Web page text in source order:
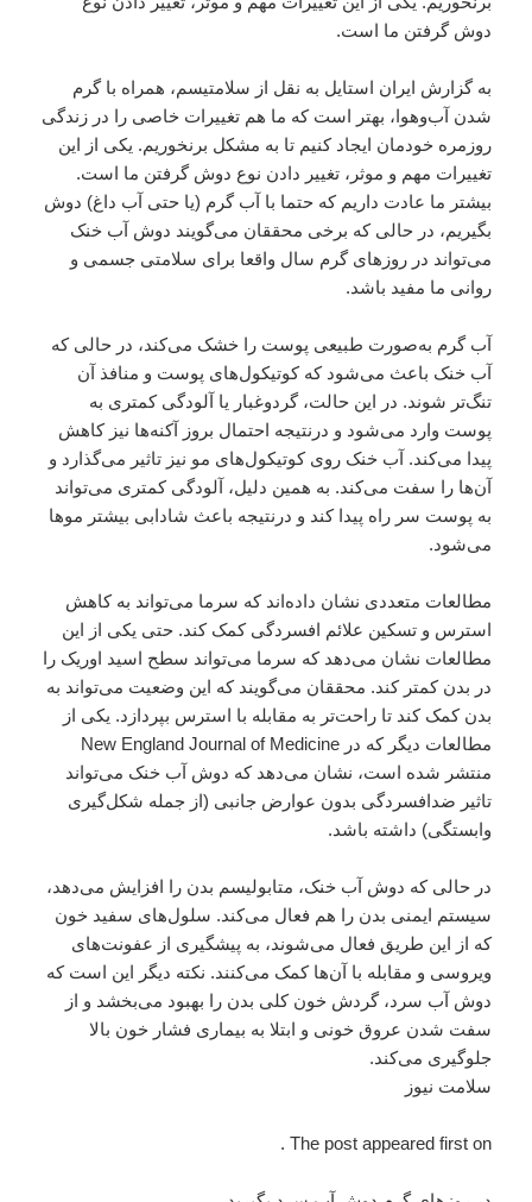
دوش گرفتن ما است.
به گزارش ایران استایل به نقل از سلامتیسم، همراه با گرم
شدن آب‌وهوا، بهتر است که ما هم تغییرات خاصی را در زندگی
روزمره خودمان ایجاد کنیم تا به مشکل برنخوریم. یکی از این
تغییرات مهم و موثر، تغییر دادن نوع دوش گرفتن ما است.
بیشتر ما عادت داریم که حتما با آب گرم (یا حتی آب داغ) دوش
بگیریم، در حالی که برخی محققان می‌گویند دوش آب خنک
می‌تواند در روزهای گرم سال واقعا برای سلامتی جسمی و
روانی ما مفید باشد.
آب گرم به‌صورت طبیعی پوست را خشک می‌کند، در حالی که
آب خنک باعث می‌شود که کوتیکول‌های پوست و منافذ آن
تنگ‌تر شوند. در این حالت، گردوغبار یا آلودگی کمتری به
پوست وارد می‌شود و درنتیجه احتمال بروز آکنه‌ها نیز کاهش
پیدا می‌کند. آب خنک روی کوتیکول‌های مو نیز تاثیر می‌گذارد و
آن‌ها را سفت می‌کند. به همین دلیل، آلودگی کمتری می‌تواند
به پوست سر راه پیدا کند و درنتیجه باعث شادابی بیشتر موها
می‌شود.
مطالعات متعددی نشان داده‌اند که سرما می‌تواند به کاهش
استرس و تسکین علائم افسردگی کمک کند. حتی یکی از این
مطالعات نشان می‌دهد که سرما می‌تواند سطح اسید اوریک را
در بدن کمتر کند. محققان می‌گویند که این وضعیت می‌تواند به
بدن کمک کند تا راحت‌تر به مقابله با استرس بپردازد. یکی از
مطالعات دیگر که در New England Journal of Medicine
منتشر شده است، نشان می‌دهد که دوش آب خنک می‌تواند
تاثیر ضدافسردگی بدون عوارض جانبی (از جمله شکل‌گیری
وابستگی) داشته باشد.
در حالی که دوش آب خنک، متابولیسم بدن را افزایش می‌دهد،
سیستم ایمنی بدن را هم فعال می‌کند. سلول‌های سفید خون
که از این طریق فعال می‌شوند، به پیشگیری از عفونت‌های
ویروسی و مقابله با آن‌ها کمک می‌کنند. نکته دیگر این است که
دوش آب سرد، گردش خون کلی بدن را بهبود می‌بخشد و از
سفت شدن عروق خونی و ابتلا به بیماری فشار خون بالا
جلوگیری می‌کند.
سلامت نیوز
The post appeared first on .